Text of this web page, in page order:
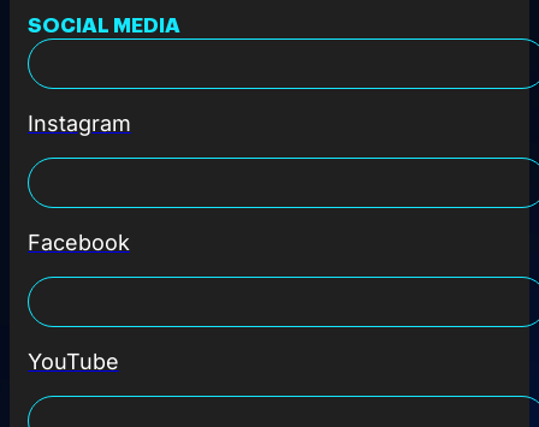
SOCIAL MEDIA
Instagram
Facebook
YouTube